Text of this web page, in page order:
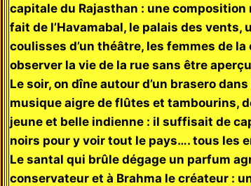
capitale du Rajasthan : une
fait de l’Havamabal, le palais des
coulisses d’un théâtre, les femmes de
observer la vie de la rue sans être
Le soir, on dîne autour d’un brasero
musique aigre de flûtes et tambourins,
jeune et belle indienne : il suffisait de
noirs pour y voir tout le pays…. tous les
Le santal qui brûle dégage un parfum
conservateur et à Brahma le créateur :